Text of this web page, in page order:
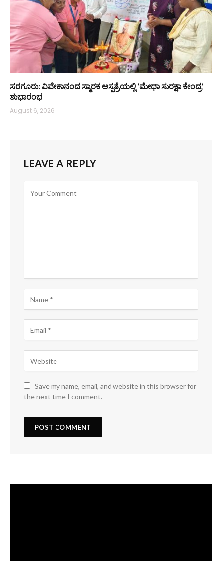
ಸರಗೂರು: ವಿವೇಕಾನಂದ ಸ್ಮಾರಕ ಆಸ್ಪತ್ರೆಯಲ್ಲಿ ‘ಮೇಧಾ ಸುರಕ್ಷಾ ಕೇಂದ್ರ’
ಶುಭಾರಂಭ
August 6, 2026
LEAVE A REPLY
Save my name, email, and website in this browser for
the next time I comment.